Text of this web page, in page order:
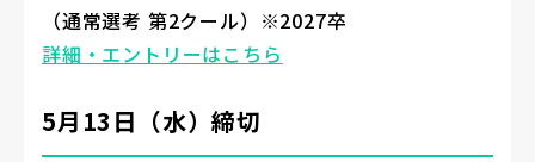
（通常選考 第2クール）※2027卒
詳細・エントリーはこちら
5月13日（水）締切